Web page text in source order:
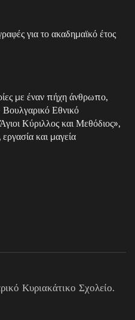
για το ακαδημαϊκό έτος
με έναν πήχη άνθρωπο,
Εθνικό
Κύριλλος και Μεθόδιος»,
και μαγεία
Κυριακάτικο Σχολείο.